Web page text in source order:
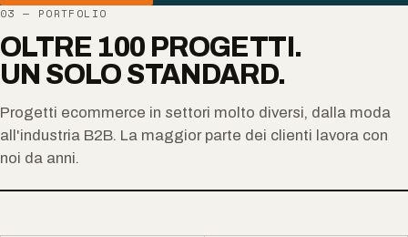
03 — PORTFOLIO
OLTRE 100 PROGETTI.
UN SOLO STANDARD.
Progetti ecommerce in settori molto diversi, dalla moda
all'industria B2B. La maggior parte dei clienti lavora con
noi da anni.